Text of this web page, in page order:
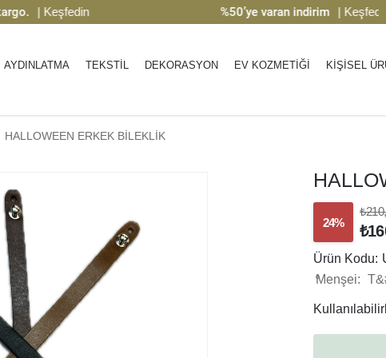
| Keşfedin %50’ye varan indirim | Keşfedin
AYDINLATMA TEKSTİL DEKORASYON EV KOZMETİĞİ KİŞİSEL
HALLOWEEN ERKEK BİLEKLİK
24%
Ürün Kodu:
Menşei: